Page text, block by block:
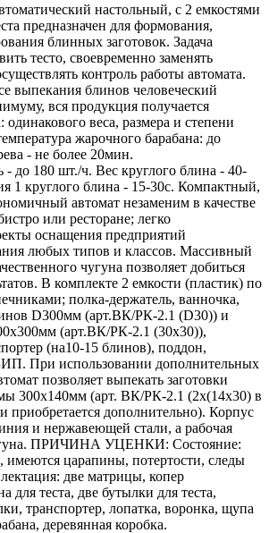
настольный, с 2 емкостями
предназначен для формования,
блинных заготовок. Задача
тесто, своевременно заменять
контроль работы автомата.
выпекания блинов человеческий
вся продукция получается
одинакового веса, размера и степени
жарочного барабана: до
- не более 20мин.
- до 180 шт./ч. Вес круглого блина - 40-
1 круглого блина - 15-30с. Компактный,
автомат незаменим в качестве
или ресторане; легко
оснащения предприятий
любых типов и классов. Массивный
чугуна позволяет добиться
В комплекте 2 емкости (пластик) по
полка-держатель, ванночка,
D300мм (арт.ВК/РК-2.1 (D30)) и
(арт.ВК/РК-2.1 (30х30)),
(на10-15 блинов), поддон,
При использовании дополнительных
позволяет выпекать заготовки
300х140мм (арт. ВК/РК-2.1 (2х(14х30) в
приобретается дополнительно). Корпус
и нержавеющей стали, а рабочая
ПРИЧИНА УЦЕНКИ: Состояние:
имеются царапины, потертости, следы
две матрицы, копер
для теста, две бутылки для теста,
транспортер, лопатка, воронка, щупа
деревянная коробка.